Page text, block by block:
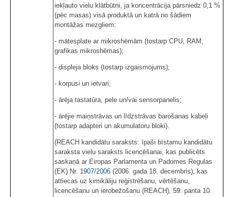
iekļauto vielu klātbūtni, ja koncentrācija pārsniedz 0,1 %
(pēc masas) visā produktā un katrā no šādiem
montāžas mezgliem:
- mātesplate ar mikroshēmām (tostarp CPU, RAM,
grafikas mikroshēmas);
- displeja bloks (tostarp izgaismojums);
- korpusi un ietvari;
- ārēja tastatūra, pele un/vai sensorpanelis;
- ārējie maiņstrāvas un līdzstrāvas barošanas kabeļi
(tostarp adapteri un akumulatoru bloki).
(REACH kandidātu saraksts: īpaši bīstamu kandidātu
saraksta vielu saraksts licencēšanai, kas publicēts
saskaņā ar Eiropas Parlamenta un Padomes Regulas
(EK) Nr. 1907/2006 (2006. gada 18. decembris), kas
attiecas uz ķimikāliju reģistrēšanu, vērtēšanu,
licencēšanu un ierobežošanu (REACH), 59. panta 10.